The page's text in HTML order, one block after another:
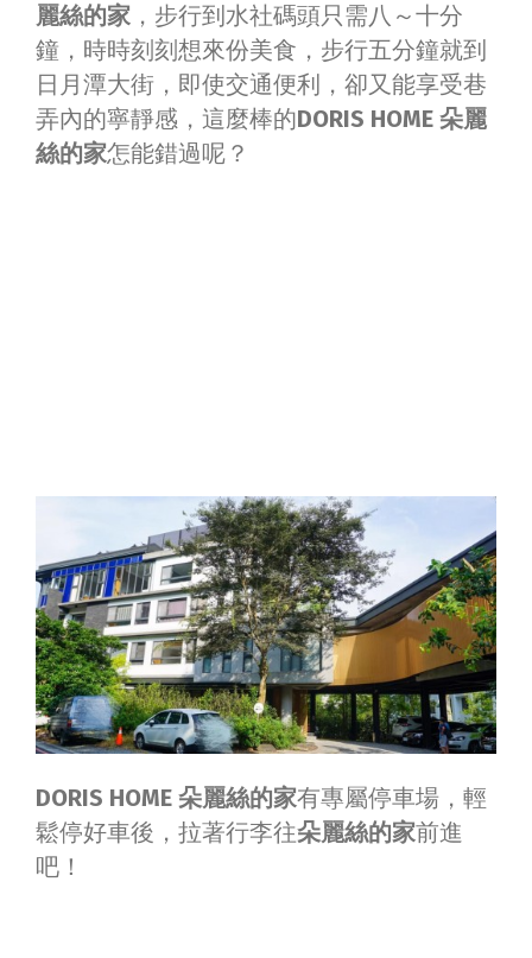
麗絲的家 ，步行到水社碼頭只需八～十分
鐘，時時刻刻想來份美食，步行五分鐘就到
日月潭大街，即使交通便利，卻又能享受巷
弄內的寧靜感，這麼棒的DORIS HOME 朵麗
絲的家怎能錯過呢？
DORIS HOME 朵麗絲的家有專屬停車場，輕
鬆停好車後，拉著行李往朵麗絲的家前進
吧！